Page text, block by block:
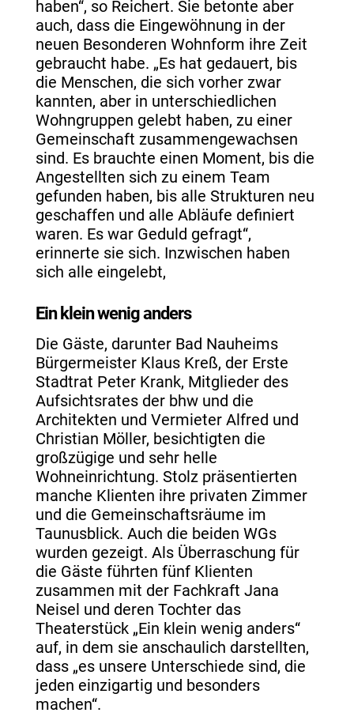
haben“, so Reichert. Sie betonte aber
auch, dass die Eingewöhnung in der
neuen Besonderen Wohnform ihre Zeit
gebraucht habe. „Es hat gedauert, bis
die Menschen, die sich vorher zwar
kannten, aber in unterschiedlichen
Wohngruppen gelebt haben, zu einer
Gemeinschaft zusammengewachsen
sind. Es brauchte einen Moment, bis die
Angestellten sich zu einem Team
gefunden haben, bis alle Strukturen neu
geschaffen und alle Abläufe definiert
waren. Es war Geduld gefragt“,
erinnerte sie sich. Inzwischen haben
sich alle eingelebt,
Ein klein wenig anders
Die Gäste, darunter Bad Nauheims
Bürgermeister Klaus Kreß, der Erste
Stadtrat Peter Krank, Mitglieder des
Aufsichtsrates der bhw und die
Architekten und Vermieter Alfred und
Christian Möller, besichtigten die
großzügige und sehr helle
Wohneinrichtung. Stolz präsentierten
manche Klienten ihre privaten Zimmer
und die Gemeinschaftsräume im
Taunusblick. Auch die beiden WGs
wurden gezeigt. Als Überraschung für
die Gäste führten fünf Klienten
zusammen mit der Fachkraft Jana
Neisel und deren Tochter das
Theaterstück „Ein klein wenig anders“
auf, in dem sie anschaulich darstellten,
dass „es unsere Unterschiede sind, die
jeden einzigartig und besonders
machen“.